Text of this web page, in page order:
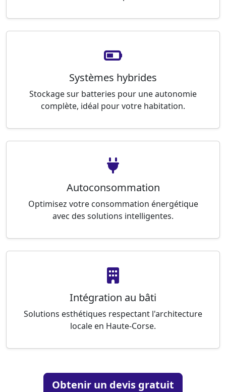
Systèmes hybrides
Stockage sur batteries pour une autonomie
complète, idéal pour votre habitation.
Autoconsommation
Optimisez votre consommation énergétique
avec des solutions intelligentes.
Intégration au bâti
Solutions esthétiques respectant l'architecture
locale en Haute-Corse.
Obtenir un devis gratuit